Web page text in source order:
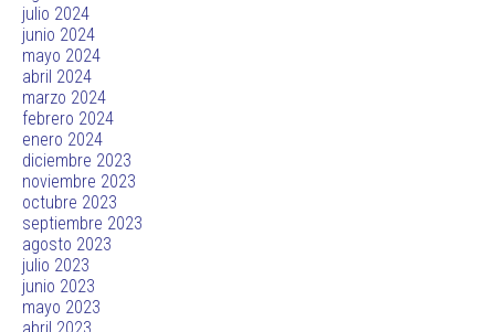
julio 2024
junio 2024
mayo 2024
abril 2024
marzo 2024
febrero 2024
enero 2024
diciembre 2023
noviembre 2023
octubre 2023
septiembre 2023
agosto 2023
julio 2023
junio 2023
mayo 2023